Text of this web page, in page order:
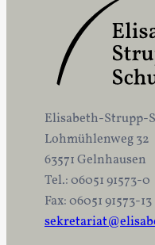
Elisabeth-Strupp-
Lohmühlenweg 32
63571 Gelnhausen
Tel.: 06051 91573-0
Fax: 06051 91573-13